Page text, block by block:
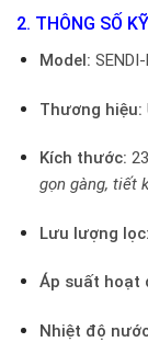
2. THÔNG SỐ
Model:
Thương hiệu:
Kích thước:
gọn gàng, tiết
Lưu lượng lọc:
Áp suất hoạt
Nhiệt độ